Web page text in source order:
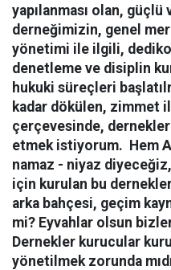
yapılanması olan,
derneğimizin, genel
yönetimi ile ilgili,
denetleme ve disiplin
hukuki süreçleri
kadar dökülen, zimmet
çerçevesinde,
etmek istiyorum. Hem
namaz - niyaz
için kurulan bu
arka bahçesi, geçim
mi? Eyvahlar olsun
Dernekler kurucular
yönetilmek zorunda